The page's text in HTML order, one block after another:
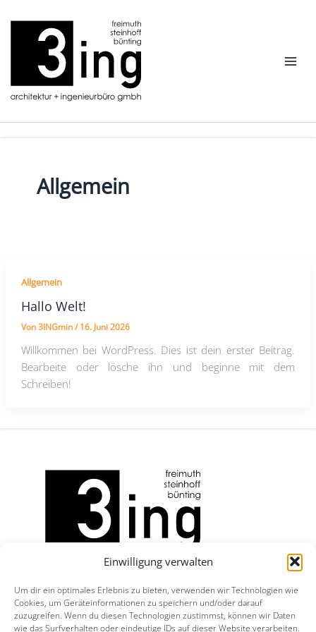
Einwilligung verwalten
Um dir ein optimales Erlebnis zu bieten, verwenden wir Technologien wie
Cookies, um Geräteinformationen zu speichern und/oder darauf
zuzugreifen. Wenn du diesen Technologien zustimmst, können wir Daten
wie das Surfverhalten oder eindeutige IDs auf dieser Website verarbeiten.
Inhalt
springen
Allgemein
Allgemein
Hallo Welt!
Von3INGmin/16. Juni 2026
Willkommen bei WordPress. Dies ist dein erster Beitrag.
Bearbeite oder lösche ihn und beginne mit dem
Schreiben!
Büro Aurich:
Oldersumer Straße 1
26603 Aurich